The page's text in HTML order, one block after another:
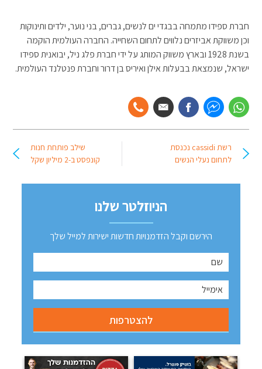
חברת ספידו מתמחה בבגדי ים לנשים, גברים, בני נוער, ילדים ותינוקות
וכן משווקת אביזרים נלווים לתחום השחייה. החברה העולמית הוקמה
בשנת 1928 ובארץ משווק המותג על ידי חברת פלג ניל, יבואנית ספידו
ישראל, שנמצאת בבעלות אילן ואיריס בן דרור וחברת פנטלנד העולמית.
רשת cassidi נכנסת
לתחום נעלי הנשים
שילב פותחת חנות
קונפסט ב-2 מיליון שקל
הניוזלטר שלנו
הירשם וקבל הזדמנויות חדשות ישירות למייל שלך